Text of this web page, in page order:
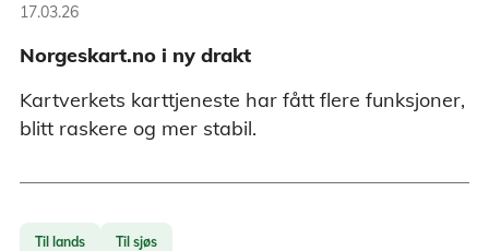
17.03.26
Norgeskart.no i ny drakt
Kartverkets karttjeneste har fått flere funksjoner,
blitt raskere og mer stabil.
Til lands Til sjøs